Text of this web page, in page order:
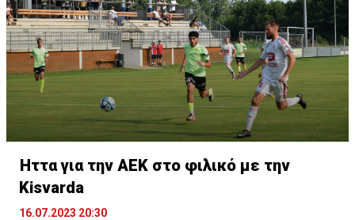
Ήττα για την ΑΕΚ στο φιλικό με την
Kisvarda
16.07.2023 20:30